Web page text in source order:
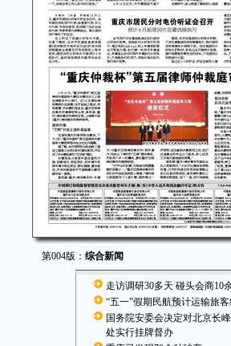
第004版： 综合新闻
走访调研30多天 碰头会商10
“五一”假期民航预计运输旅
国务院安委会决定对北京长
处实行挂牌督办